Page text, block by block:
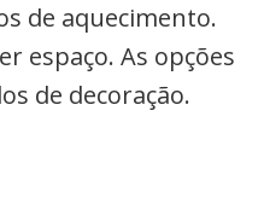
de aquecimento.
espaço. As opções
de decoração.